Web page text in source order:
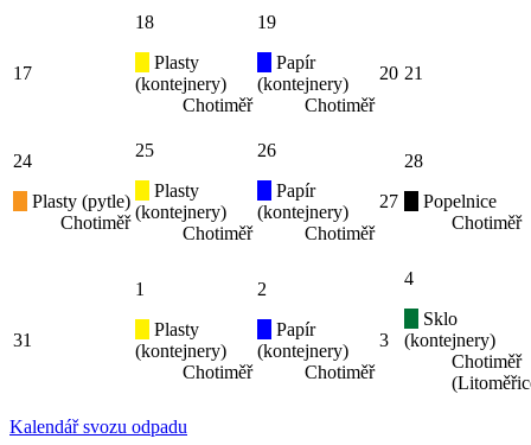
17
18
Plasty
(kontejnery)
Chotiměř
19
Papír
(kontejnery)
Chotiměř
20 21
24
Plasty (pytle)
Chotiměř
25
Plasty
(kontejnery)
Chotiměř
26
Papír
(kontejnery)
Chotiměř
27
28
Popelnice
Chotiměř
31
1
Plasty
(kontejnery)
Chotiměř
2
Papír
(kontejnery)
Chotiměř
3
4
Sklo
(kontejnery)
Chotiměř
Kalendář svozu odpadu